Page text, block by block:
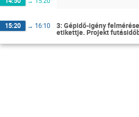
15:20 → 16:10 3: Gépidő-igény
etikettje. Projekt